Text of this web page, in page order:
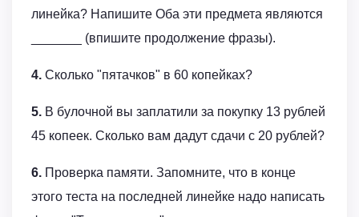
линейка? Напишите Оба эти предмета являются
_______ (впишите продолжение фразы).
4. Сколько "пятачков" в 60 копейках?
5. В булочной вы заплатили за покупку 13 рублей
45 копеек. Сколько вам дадут сдачи с 20 рублей?
6. Проверка памяти. Запомните, что в конце
этого теста на последней линейке надо написать